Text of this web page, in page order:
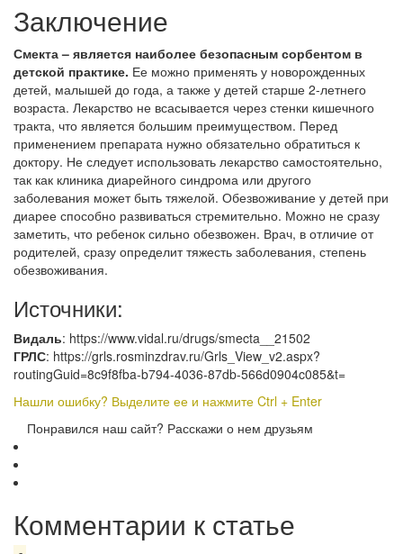
Заключение
Смекта – является наиболее безопасным сорбентом в
детской практике. Ее можно применять у новорожденных
детей, малышей до года, а также у детей старше 2-летнего
возраста. Лекарство не всасывается через стенки кишечного
тракта, что является большим преимуществом. Перед
применением препарата нужно обязательно обратиться к
доктору. Не следует использовать лекарство самостоятельно,
так как клиника диарейного синдрома или другого
заболевания может быть тяжелой. Обезвоживание у детей при
диарее способно развиваться стремительно. Можно не сразу
заметить, что ребенок сильно обезвожен. Врач, в отличие от
родителей, сразу определит тяжесть заболевания, степень
обезвоживания.
Источники:
Видаль: https://www.vidal.ru/drugs/smecta__21502
ГРЛС: https://grls.rosminzdrav.ru/Grls_View_v2.aspx?
routingGuid=8c9f8fba-b794-4036-87db-566d0904c085&t=
Нашли ошибку? Выделите ее и нажмите Ctrl + Enter
Понравился наш сайт? Расскажи о нем друзьям
Комментарии к статье